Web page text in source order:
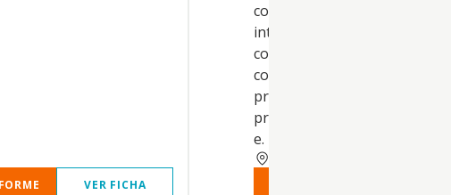
VER FICHA
coordinación, gestión e
intermediación en
comercio exterior. c)La
consultoría, asesoramiento y
prestación de servicios
profesionales, asistencia
e.